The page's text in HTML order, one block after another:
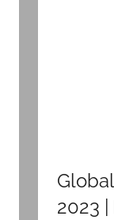
2023